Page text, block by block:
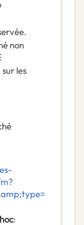
non
les
: